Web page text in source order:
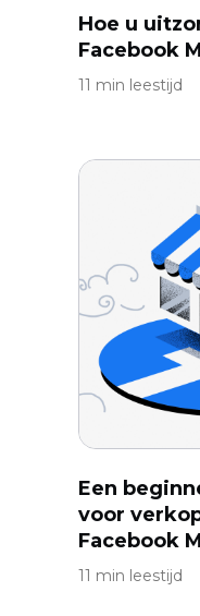
Hoe u
Facebook
11 min leestijd
Een
voor
Facebook
11 min leestijd